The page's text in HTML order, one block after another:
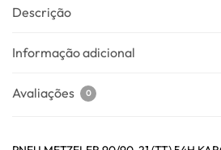
Descrição
Informação adicional
Avaliações 0